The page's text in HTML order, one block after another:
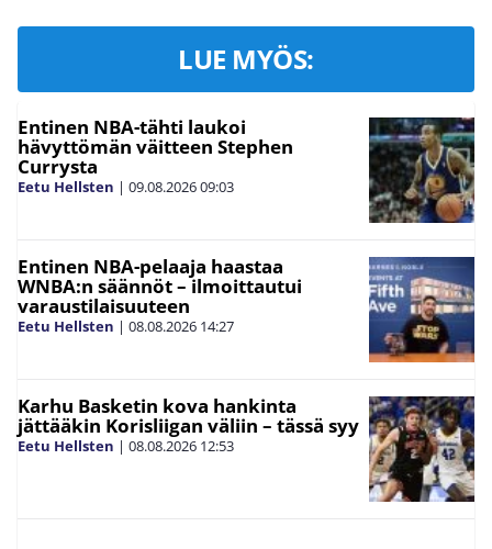
LUE MYÖS:
Entinen NBA-tähti laukoi
hävyttömän väitteen Stephen
Currysta
Eetu Hellsten | 09.08.202609:03
Entinen NBA-pelaaja haastaa
WNBA:n säännöt – ilmoittautui
varaustilaisuuteen
Eetu Hellsten | 08.08.2026 14:27
Karhu Basketin kova hankinta
jättääkin Korisliigan väliin – tässä syy
Eetu Hellsten | 08.08.2026 12:53